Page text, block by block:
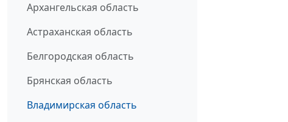
Архангельская область
Астраханская область
Белгородская область
Брянская область
Владимирская область